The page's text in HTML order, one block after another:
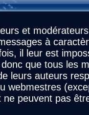
et
à
il leur est
que tous les
leurs auteurs
webmestres
ne peuvent pas